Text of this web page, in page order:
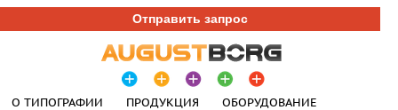
Отправить запрос
О ТИПОГРАФИИ ПРОДУКЦИЯ ОБОРУДОВАНИЕ